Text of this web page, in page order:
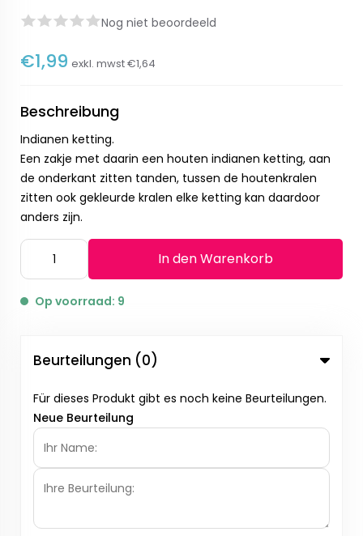
Nog niet beoordeeld
€1,99 exkl. mwst€1,64
Beschreibung
Indianen ketting.
Een zakje met daarin een houten indianen ketting, aan
de onderkant zitten tanden, tussen de houtenkralen
zitten ook gekleurde kralen elke ketting kan daardoor
anders zijn.
In den Warenkorb
Op voorraad: 9
Beurteilungen (0)
Für dieses Produkt gibt es noch keine Beurteilungen.
Neue Beurteilung